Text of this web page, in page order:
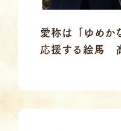
愛称は「ゆめ
応援する絵馬